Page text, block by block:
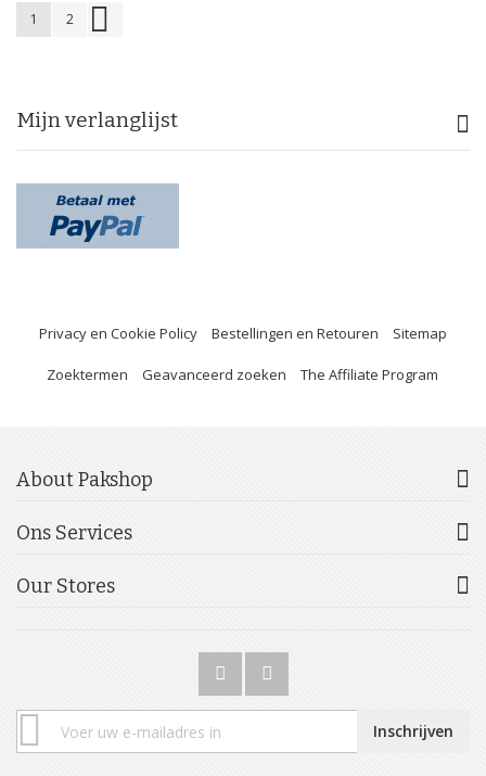
Pagina
U lees momenteel pagina
1 Pagina
2
Mijn verlanglijst
Privacy en Cookie Policy Bestellingen en Retouren Sitemap
Zoektermen Geavanceerd zoeken The Affiliate Program
About Pakshop
Ons Services
Our Stores
u
op
Inschrijven